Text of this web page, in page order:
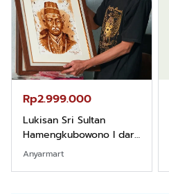
Rp2.999.000
Lukisan Sri Sultan
Hamengkubowono I dari
Kopi Karya Rudi Winarso
Anyarmart